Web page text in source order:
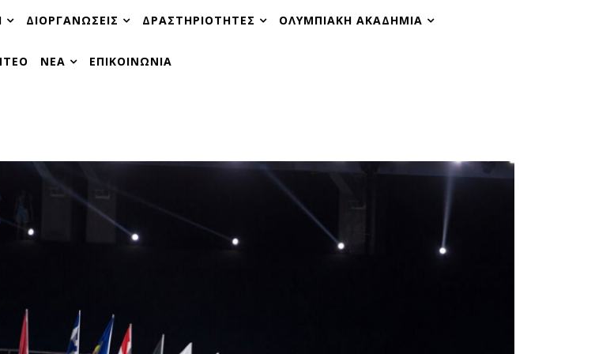
ΔΙΟΡΓΑΝΩΣΕΙΣ ΔΡΑΣΤΗΡΙΟΤΗΤΕΣ ΟΛΥΜΠΙΑΚΗ ΑΚΑΔΗΜΙΑ
ΝΕΑ ΕΠΙΚΟΙΝΩΝΙΑ